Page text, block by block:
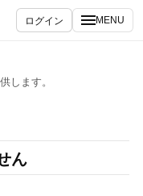
ログイン MENU
します。
ん